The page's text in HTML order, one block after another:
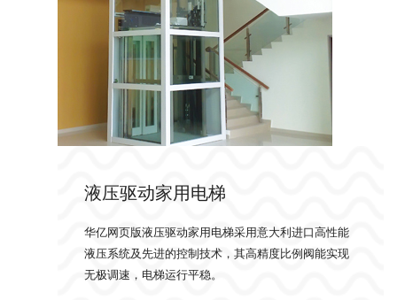
液压驱动家用电梯
华亿网页版液压驱动家用电梯采用意大利进口高性能
液压系统及先进的控制技术，其高精度比例阀能实现
无极调速，电梯运行平稳。